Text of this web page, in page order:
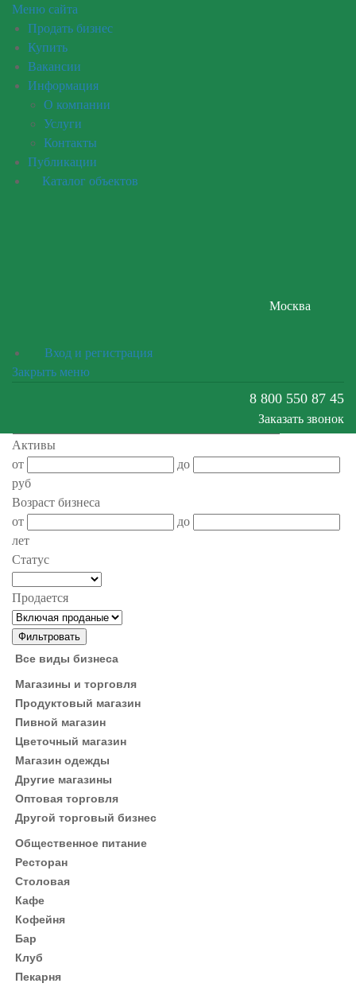
Меню сайта
Продать бизнес
Купить
Вакансии
Информация
О компании
Услуги
Контакты
Публикации
Каталог объектов
Москва
Вход и регистрация
Закрыть меню
8 800 550 87 45
Заказать звонок
Вид бизнеса
Стоимость бизнеса
Место нахождения
Прибыль
Площадь помещения
от
Активы
от
до
руб
Возраст бизнеса
от
до
лет
Статус
Продается
Все виды бизнеса
Магазины и торговля
Продуктовый магазин
Пивной магазин
Цветочный магазин
Магазин одежды
Другие магазины
Оптовая торговля
Другой торговый бизнес
Общественное питание
Ресторан
Столовая
Кафе
Кофейня
Бар
Клуб
Пекарня